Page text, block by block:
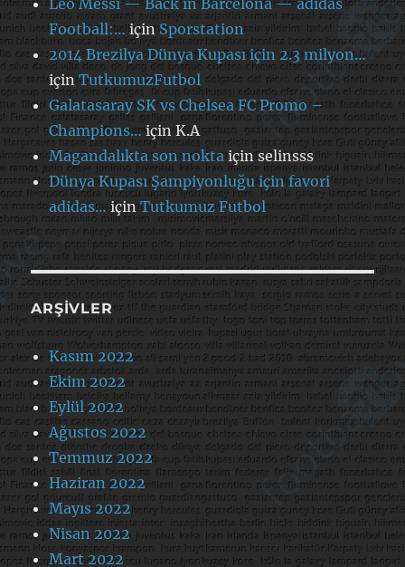
Football:…içinSporstation
2014 Brezilya Dünya Kupası için 2.3 milyon…
içinTutkumuzFutbol
Galatasaray SK vs Chelsea FC Promo –
Champions…içinK.A
Magandalıkta son noktaiçinselinsss
Dünya Kupası Şampiyonluğu için favori
adidas…içinTutkumuz Futbol
ARŞIVLER
Kasım 2022
Ekim 2022
Eylül 2022
Ağustos 2022
Temmuz 2022
Haziran 2022
Mayıs 2022
Nisan 2022
Mart 2022